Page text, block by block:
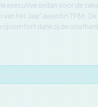
executive sedan voor de
het Jaar' award in 1986.
dankzij de